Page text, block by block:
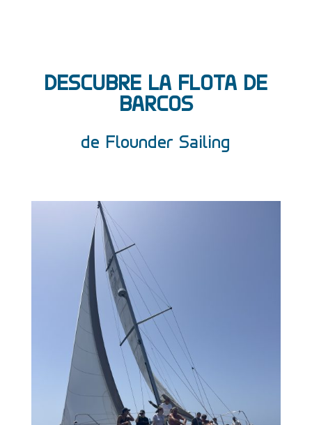
DESCUBRE LA FLOTA DE
BARCOS
de Flounder Sailing